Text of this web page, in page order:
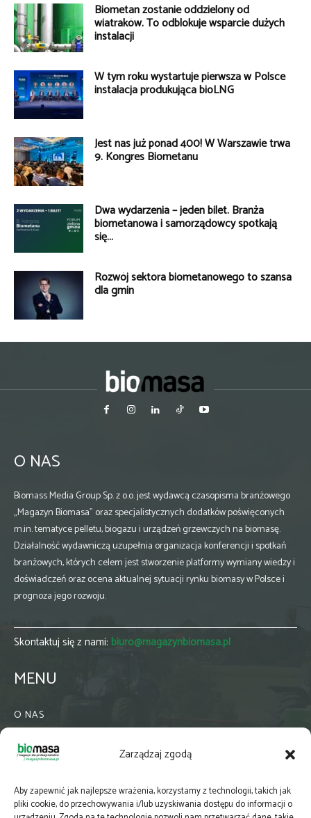
Zarządzaj zgodą
Aby zapewnić jak najlepsze wrażenia, korzystamy z technologii, takich jak
pliki cookie, do przechowywania i/lub uzyskiwania dostępu do informacji o
Biometan zostanie oddzielony od
wiatraków. To odblokuje wsparcie dużych
instalacji
W tym roku wystartuje pierwsza w Polsce
instalacja produkująca bioLNG
Jest nas już ponad 400! W Warszawie trwa
9. Kongres Biometanu
Dwa wydarzenia – jeden bilet. Branża
biometanowa i samorządowcy spotkają
się...
Rozwój sektora biometanowego to szansa
dla gmin
O NAS
Biomass Media Group Sp. z o.o. jest wydawcą czasopisma branżowego
„Magazyn Biomasa” oraz specjalistycznych dodatków poświęconych
m.in. tematyce pelletu, biogazu i urządzeń grzewczych na biomasę.
Działalność wydawniczą uzupełnia organizacja konferencji i spotkań
branżowych, których celem jest stworzenie platformy wymiany wiedzy i
doświadczeń oraz ocena aktualnej sytuacji rynku biomasy w Polsce i
prognoza jego rozwoju.
Skontaktuj się z nami: biuro@magazynbiomasa.pl
MENU
O NAS
WSPÓŁPRACA
PRENUMERATA